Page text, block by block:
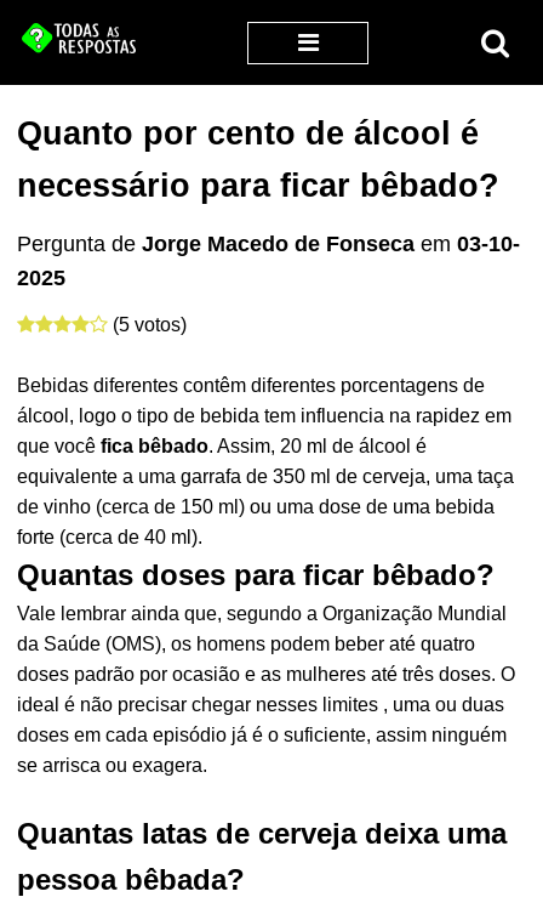
Quanto por cento de álcool é
necessário para ficar bêbado?
Pergunta deJorge Macedo de Fonseca em03-10-
2025
(5 votos)
Bebidas diferentes contêm diferentes porcentagens de
álcool, logo o tipo de bebida tem influencia na rapidez em
que vocêfica bêbado. Assim, 20 ml de álcool é
equivalente a uma garrafa de 350 ml de cerveja, uma taça
de vinho (cerca de 150 ml) ou uma dose de uma bebida
forte (cerca de 40 ml).
Quantas doses para ficar bêbado?
Vale lembrar ainda que, segundo a Organização Mundial
da Saúde (OMS), os homens podem beber até quatro
doses padrão por ocasião e as mulheres até três doses. O
ideal é não precisar chegar nesses limites , uma ou duas
doses em cada episódio já é o suficiente, assim ninguém
se arrisca ou exagera.
Quantas latas de cerveja deixa uma
pessoa bêbada?